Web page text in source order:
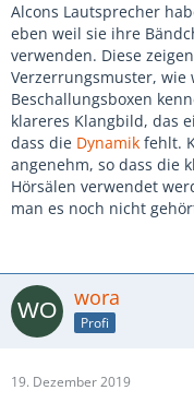
Alcons Lautsprecher
eben weil sie ihre
verwenden. Diese
Verzerrungsmuster, wie
Beschallungsboxen
klareres Klangbild, das
dass die Dynamik fehlt.
angenehm, so dass die
Hörsälen verwendet
man es noch nicht
wora
Profi
19. Dezember 2019